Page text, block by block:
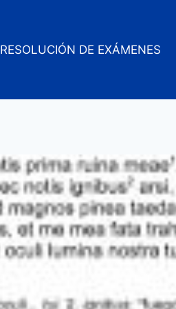
RESOLUCIÓN DE EXÁMENES